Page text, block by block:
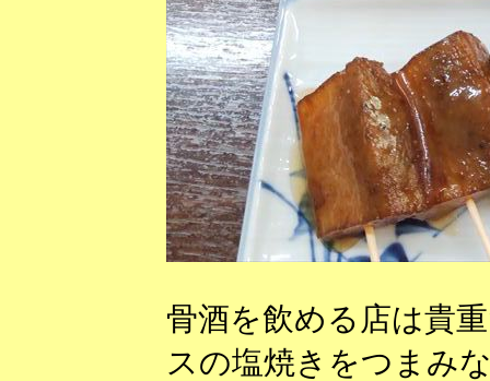
骨酒を飲める店は貴
スの塩焼きをつまみ